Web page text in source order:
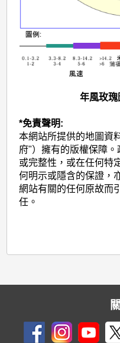
年風玫瑰
*免責聲明:
本網站所提供的地圖資
府"）擁有的版權保障
或完整性，或在任何特
何明示或隱含的保證，
網站有關的任何原故而
任。